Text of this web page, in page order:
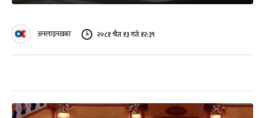
अनलाइनखबर २०८१ चैत १३ गते १२:३९